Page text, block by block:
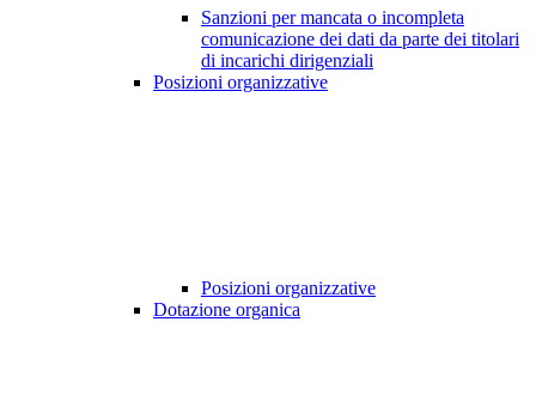
Sanzioni per mancata o incompleta
comunicazione dei dati da parte dei titolari
di incarichi dirigenziali
Posizioni organizzative
Posizioni organizzative
Dotazione organica